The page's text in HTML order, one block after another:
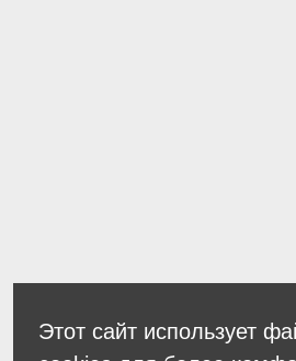
Этот сайт использует